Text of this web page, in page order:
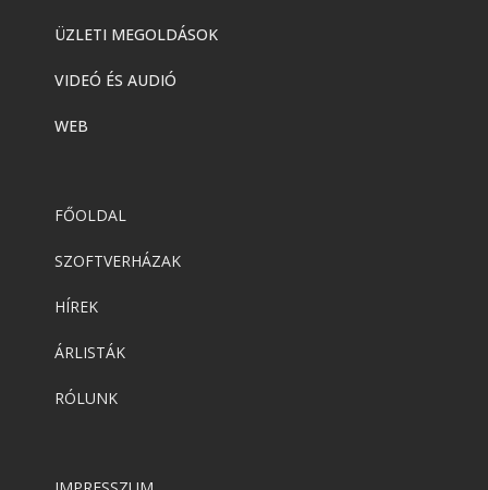
ÜZLETI MEGOLDÁSOK
VIDEÓ ÉS AUDIÓ
WEB
FŐOLDAL
SZOFTVERHÁZAK
HÍREK
ÁRLISTÁK
RÓLUNK